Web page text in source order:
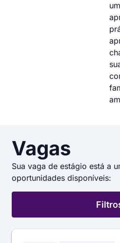
Vagas
Sua vaga de estágio está a
oportunidades disponíveis: